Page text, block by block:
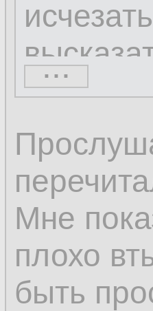
только
том,
а
...
Мне
плохо
быть